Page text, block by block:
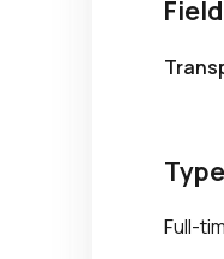
Full-